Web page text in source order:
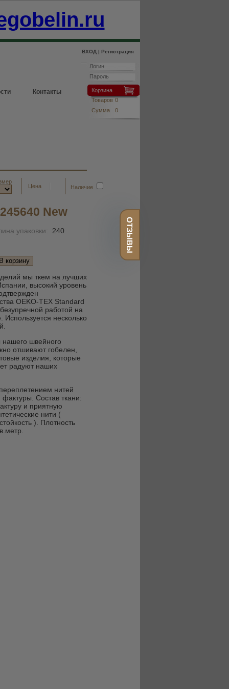
ВХОД | Регистрация
Корзина
Товаров 0
Сумма
0
Контакты
Цена Наличие
New
упаковки: 240
мы ткем на лучших
высокий уровень
OEKO-TEX Standard
работой на
несколько
швейного
отшивают гобелен,
изделия, которые
радуют наших
нитей
фактуры. Состав ткани:
и приятную
нити (
). Плотность
ОТЗЫВЫ